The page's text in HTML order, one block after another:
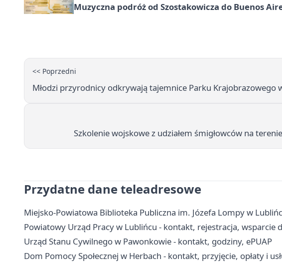
Muzyczna podróż od Szostakowicza do Buenos
<< Poprzedni
Młodzi przyrodnicy odkrywają tajemnice Parku Krajobrazowego
Szkolenie wojskowe z udziałem śmigłowców na
Przydatne dane teleadresowe
Miejsko-Powiatowa Biblioteka Publiczna im. Józefa Lompy w
Powiatowy Urząd Pracy w Lublińcu - kontakt, rejestracja, wsparcie
Urząd Stanu Cywilnego w Pawonkowie - kontakt, godziny, ePUAP
Dom Pomocy Społecznej w Herbach - kontakt, przyjęcie, opłaty i